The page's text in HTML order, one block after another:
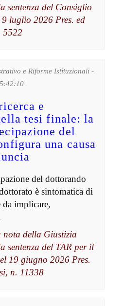
sentenza del Consiglio
9 luglio 2026 Pres. ed
5522
e Riforme Istituzionali -
e
tesi finale: la
del
una causa
del dottorando
è sintomatica di
da implicare,
nota della Giustizia
sentenza del TAR per il
19 giugno 2026 Pres.
n. 11338